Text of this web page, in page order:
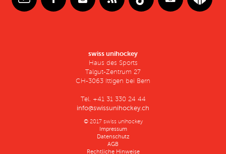
swiss unihockey
Haus des Sports
Talgut-Zentrum 27
CH-3063 Ittigen bei Bern
Tel. +41 31 330 24 44
info@swissunihockey.ch
© 2017 swiss unihockey
Impressum
Datenschutz
AGB
Rechtliche Hinweise